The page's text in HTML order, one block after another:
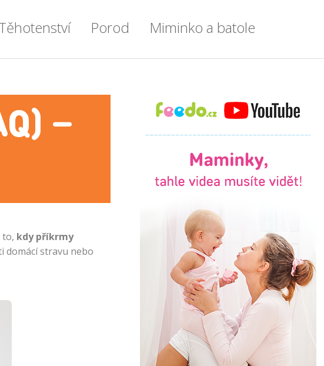
Průvodce těhotenstvím
Prohlídky a vyšetření
Zdravotní potíže
Vážné komplikace
Formality a doklady
Ztráta těhotenství
Porod
Porod císařským řezem
První chvíle s miminkem
Lékařské okénko
Miminko a batole
Výbavička pro miminko
Kojení
Zdraví a nemoci u dětí
Psychomotorický vývoj dítěte
Lékařské okénko
–
to, kdy příkrmy
domácí stravu nebo